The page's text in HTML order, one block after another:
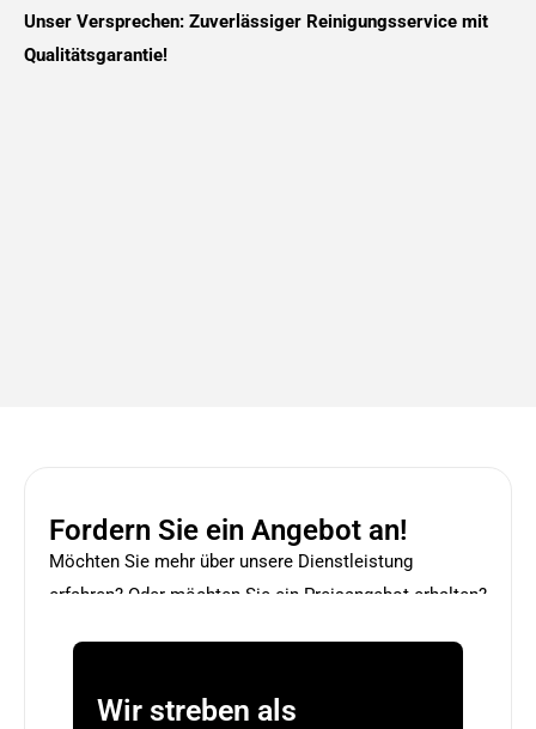
Unser Versprechen: Zuverlässiger Reinigungsservice mit
Qualitätsgarantie!
Fordern Sie ein Angebot an!
Möchten Sie mehr über unsere Dienstleistung
erfahren? Oder möchten Sie ein Preisangebot erhalten?
Wir streben als